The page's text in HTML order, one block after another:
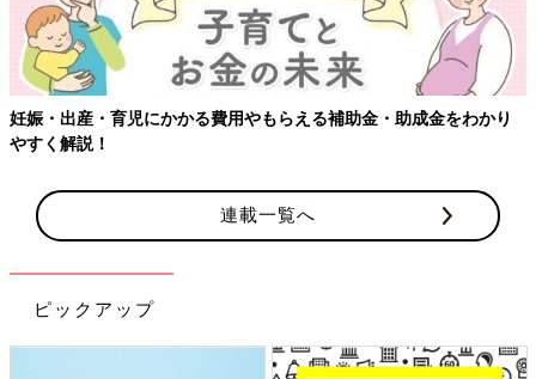
妊娠・出産・育児にかかる費用やもらえる補助金・助成金をわかり
やすく解説！
連載一覧へ
ピックアップ